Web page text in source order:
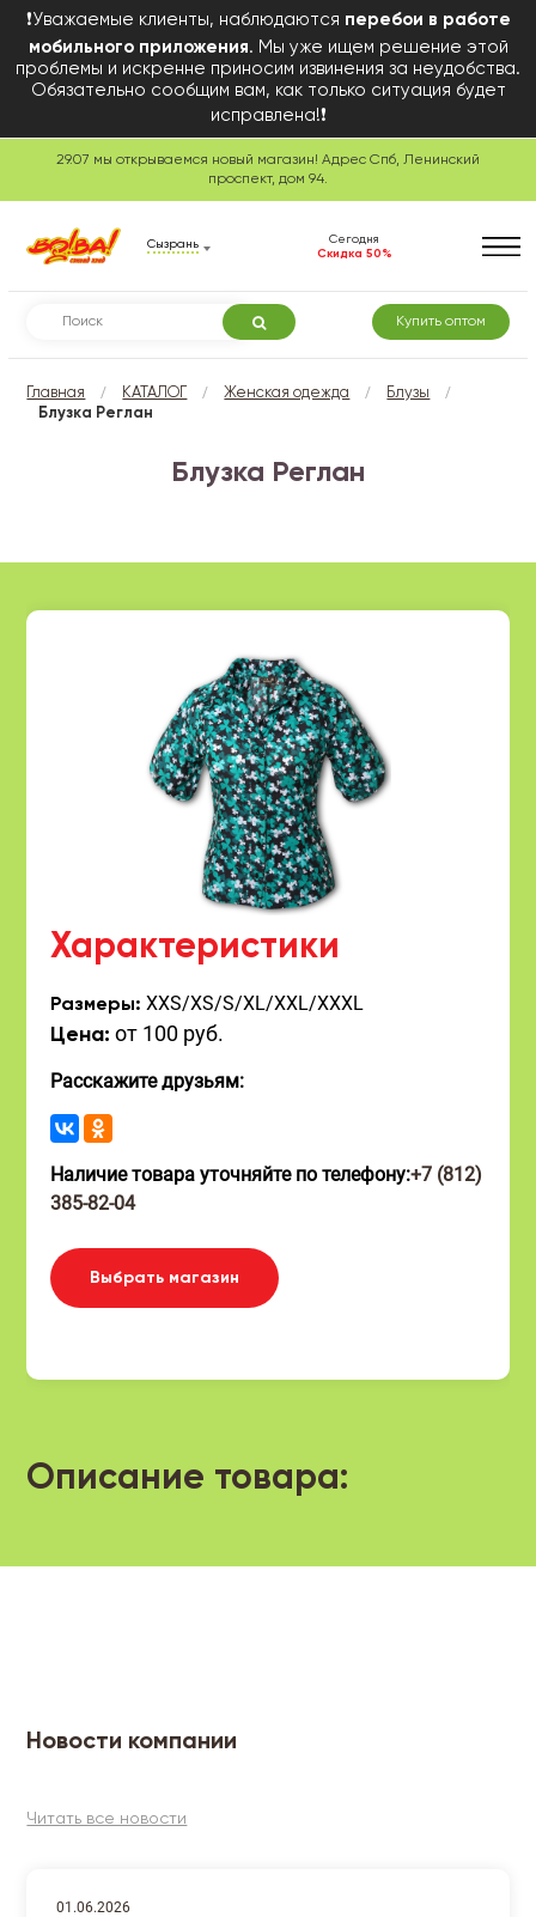
❗Уважаемые клиенты, наблюдаются перебои в работе
мобильного приложения. Мы уже ищем решение этой
проблемы и искренне приносим извинения за неудобства.
Обязательно сообщим вам, как только ситуация будет
исправлена!❗
29.07 мы открываемся новый магазин! Адрес Спб, Ленинский
проспект, дом 94.
Сызрань
Сегодня
Скидка 50%
Купить оптом
Главная / КАТАЛОГ / Женская одежда / Блузы /
Блузка Реглан
Блузка Реглан
Характеристики
Размеры:XXS/XS/S/XL/XXL/XXXL
Цена: от 100 руб.
Расскажите друзьям:
Наличие товара уточняйте по телефону:+7 (812)
385-82-04
Выбрать магазин
Описание товара:
Новости компании
Читать все новости
01.06.2026